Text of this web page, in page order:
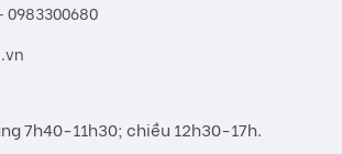
0983300680
7h40-11h30; chiều 12h30-17h.